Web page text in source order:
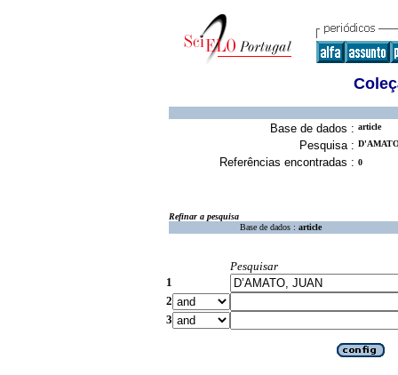
Base de dados : article
Pesquisa :
Referências encontradas : 0
Refinar a pesquisa
Base de dados : article
Pesquisar
1
2
3